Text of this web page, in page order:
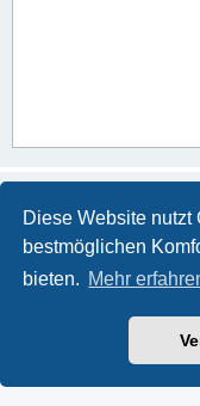
Diese Website nutzt
bestmöglichen
bieten. Mehr
Forum Sardinien Das
Powered by